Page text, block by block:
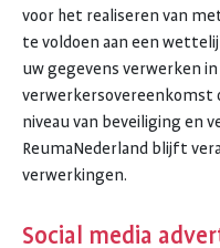
voor het realiseren van
te voldoen aan een
uw gegevens verwerken
verwerkersovereenkomst
niveau van beveiliging en
ReumaNederland blijft
verwerkingen.
Social media